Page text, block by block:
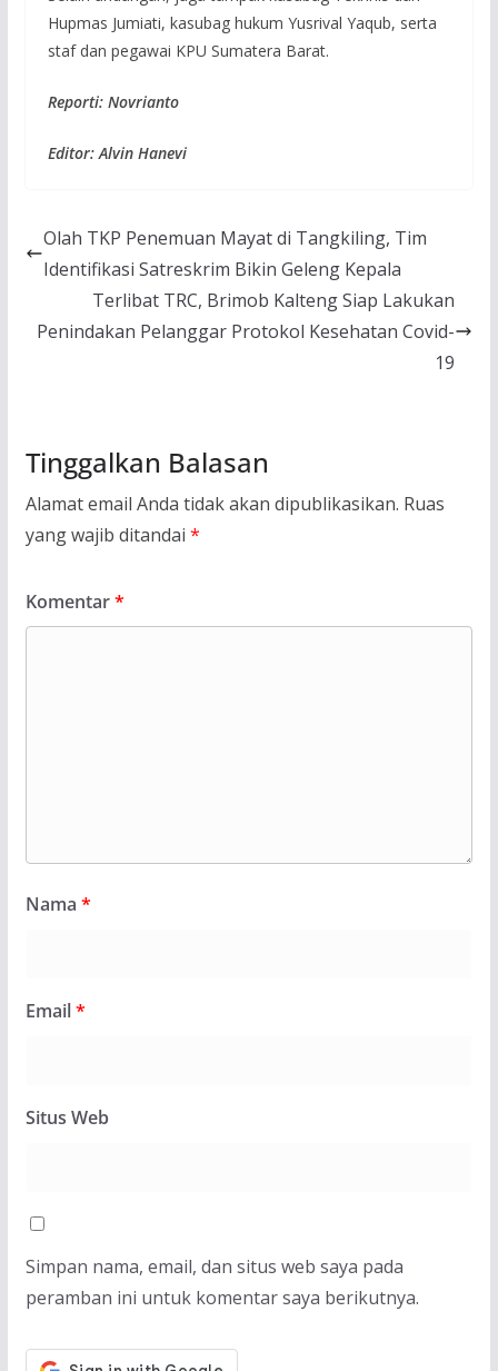
Hupmas Jumiati, kasubag hukum Yusrival Yaqub, serta
staf dan pegawai KPU Sumatera Barat.
Reporti: Novrianto
Editor: Alvin Hanevi
Olah TKP Penemuan Mayat di Tangkiling, Tim
Identifikasi Satreskrim Bikin Geleng Kepala
Terlibat TRC, Brimob Kalteng Siap Lakukan
Penindakan Pelanggar Protokol Kesehatan Covid-
19
Tinggalkan Balasan
Alamat email Anda tidak akan dipublikasikan. Ruas
yang wajib ditandai *
Komentar*
Nama *
Email*
Situs Web
Simpan nama, email, dan situs web saya pada
peramban ini untuk komentar saya berikutnya.